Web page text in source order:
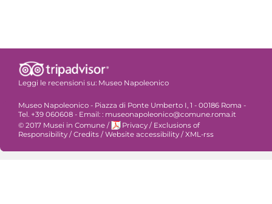
Leggi le recensioni su: Museo Napoleonico
Museo Napoleonico - Piazza di Ponte Umberto I, 1 - 00186 Roma -
Tel. +39 060608 - Email: : museonapoleonico@comune.roma.it
© 2017 Musei in Comune / Privacy / Exclusions of
Responsibility / Credits / Website accessibility / XML-rss